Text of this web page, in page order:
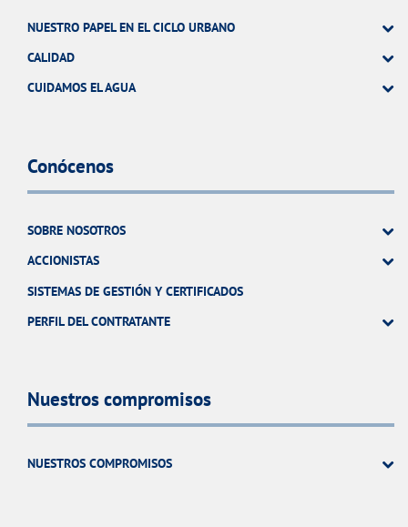
NUESTRO PAPEL EN EL CICLO URBANO
CALIDAD
CUIDAMOS EL AGUA
Conócenos
SOBRE NOSOTROS
ACCIONISTAS
SISTEMAS DE GESTIÓN Y CERTIFICADOS
PERFIL DEL CONTRATANTE
Nuestros compromisos
NUESTROS COMPROMISOS